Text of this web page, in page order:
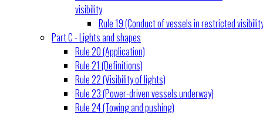
visibility
Rule 19 (Conduct of vessels in restricted
Part C - Lights and shapes
Rule 20 (Application)
Rule 21 (Definitions)
Rule 22 (Visibility of lights)
Rule 23 (Power-driven vessels underway)
Rule 24 (Towing and pushing)